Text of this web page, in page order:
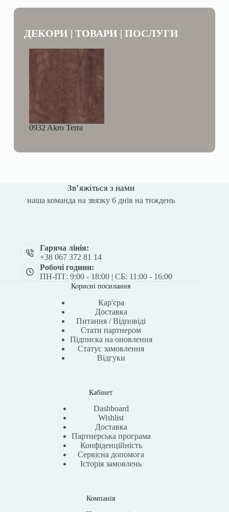
ДЕКОРИ | ТОВАРИ | ПОСЛУГИ
0932 Akro Terra
Зв’яжіться з нами
наша команда на звязку 6 днів на тиждень
Гаряча лінія:
+38 067 372 81 14
Робочі години:
ПН-ПТ: 9:00 - 18:00 | СБ: 11:00 - 16:00
Корисні посилання
Кар'єра
Доставка
Питання / Відповіді
Стати партнером
Підписка на оновлення
Статус замовлення
Відгуки
Кабінет
Dashboard
Wishlist
Доставка
Партнерська програма
Конфіденційність
Сервісна допомога
Історія замовлень
Компанія